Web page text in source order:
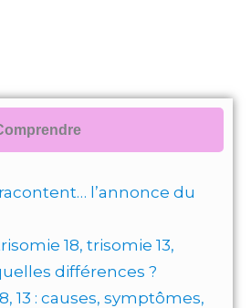
l’annonce du
18, trisomie 13,
différences ?
13 : causes, symptômes,